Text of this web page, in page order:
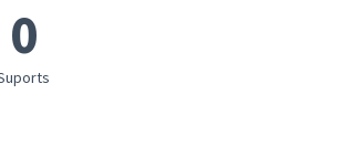
0
Suports